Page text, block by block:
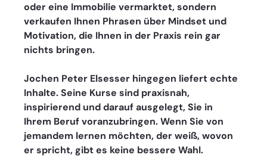
oder eine Immobilie vermarktet, sondern
verkaufen Ihnen Phrasen über Mindset und
Motivation, die Ihnen in der Praxis rein gar
nichts bringen.
Jochen Peter Elsesser hingegen liefert echte
Inhalte. Seine Kurse sind praxisnah,
inspirierend und darauf ausgelegt, Sie in
Ihrem Beruf voranzubringen. Wenn Sie von
jemandem lernen möchten, der weiß, wovon
er spricht, gibt es keine bessere Wahl.